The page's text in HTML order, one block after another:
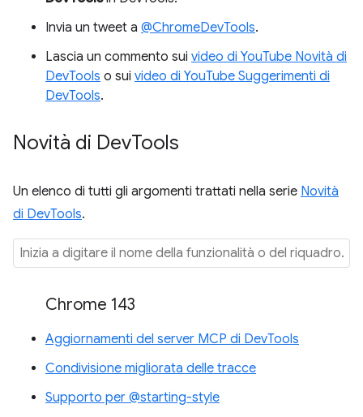
Invia un tweet a @ChromeDevTools.
Lascia un commento sui video di YouTube Novità di
DevTools o sui video di YouTube Suggerimenti di
DevTools.
Novità di DevTools
Un elenco di tutti gli argomenti trattati nella serie Novità
di DevTools.
Chrome 143
Aggiornamenti del server MCP di DevTools
Condivisione migliorata delle tracce
Supporto per @starting-style